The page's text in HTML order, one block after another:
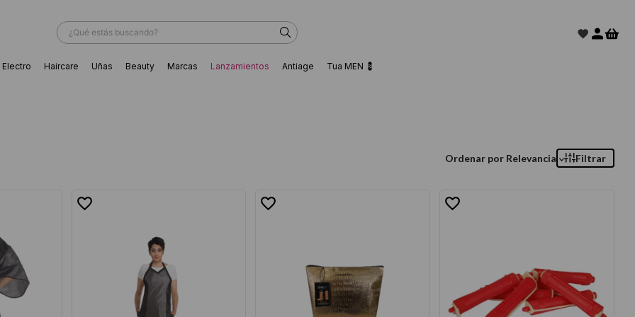
¿Qué estás buscando?
Electro Haircare Uñas Beauty Marcas Lanzamientos Antiage Tua MEN 💈
Ordenar por Relevancia Filtrar